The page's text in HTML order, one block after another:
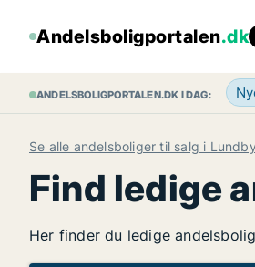
Andelsboligportalen.dk
ANDELSBOLIGPORTALEN.DK I DAG:
Se alle andelsboliger til salg i Lundby
Find ledige
Her finder du ledige